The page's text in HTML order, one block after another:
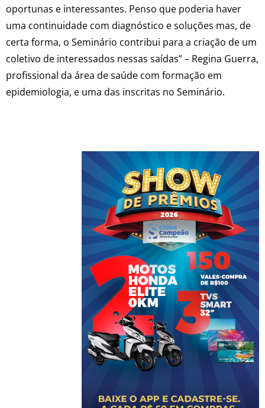
oportunas e interessantes. Penso que poderia haver
uma continuidade com diagnóstico e soluções mas, de
certa forma, o Seminário contribui para a criação de um
coletivo de interessados nessas saídas” – Regina Guerra,
profissional da área de saúde com formação em
epidemiologia, e uma das inscritas no Seminário.